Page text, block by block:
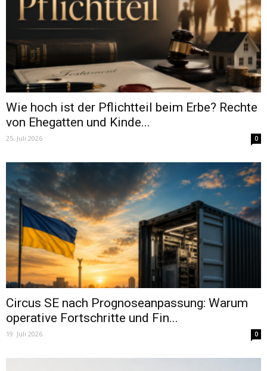
Wie hoch ist der Pflichtteil beim Erbe? Rechte
von Ehegatten und Kinde...
25. Juli 2026 0
Circus SE nach Prognoseanpassung: Warum
operative Fortschritte und Fin...
19. Juli 2026 0